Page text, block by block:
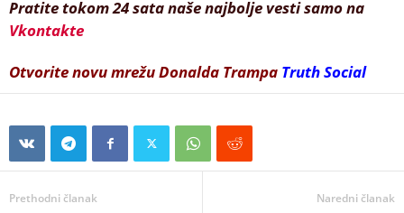
Pratite tokom 24 sata naše najbolje vesti samo na
Vkontakte
Otvorite novu mrežu Donalda Trampa Truth Social
Prethodni članak Naredni članak